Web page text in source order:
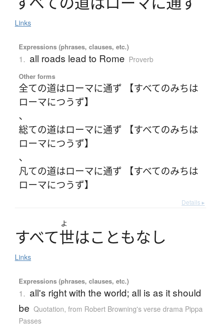
Links
Expressions (phrases, clauses, etc.)
1. all roads lead to Rome Proverb
Other forms
全ての道はローマに通ず 【すべてのみちは
ローマにつうず】
、
総ての道はローマに通ず 【すべてのみちは
ローマにつうず】
、
凡ての道はローマに通ず 【すべてのみちは
ローマにつうず】
Details ▸
よ
すべて世はこ ともな し
Links
Expressions (phrases, clauses, etc.)
1. all's right with the world; all is as it should
be Quotation, from Robert Browning's verse drama Pippa
Passes